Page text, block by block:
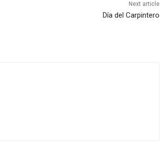
Next article
Día del Carpintero